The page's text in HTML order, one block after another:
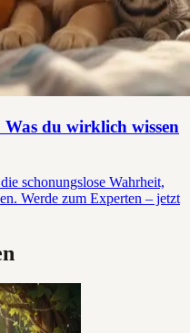
du wirklich wissen
schonungslose Wahrheit,
Werde zum Experten – jetzt